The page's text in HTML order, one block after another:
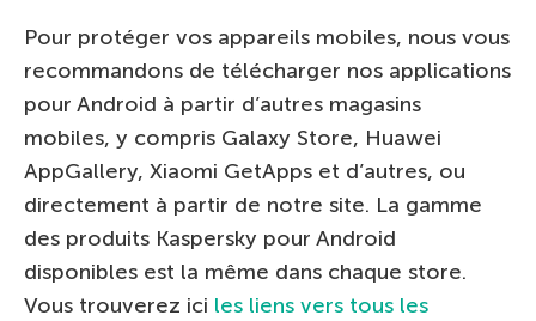
Pour protéger vos appareils mobiles, nous vous
recommandons de télécharger nos applications
pour Android à partir d’autres magasins
mobiles, y compris Galaxy Store, Huawei
AppGallery, Xiaomi GetApps et d’autres, ou
directement à partir de notre site. La gamme
des produits Kaspersky pour Android
disponibles est la même dans chaque store.
Vous trouverez ici les liens vers tous les